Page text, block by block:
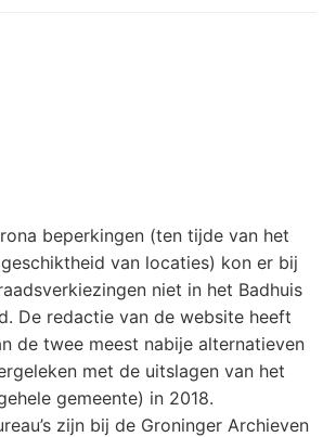
beperkingen (ten tijde van het
van locaties) kon er bij
niet in het Badhuis
De redactie van de website heeft
de twee meest nabije alternatieven
met de uitslagen van het
gemeente) in 2018.
zijn bij de Groninger Archieven